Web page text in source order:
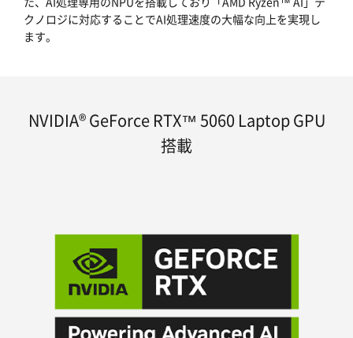
クノロジに対応することでAI処理速度の大幅な向上を実現し
ます。
NVIDIA® GeForce RTX™ 5060 Laptop GPU
搭載